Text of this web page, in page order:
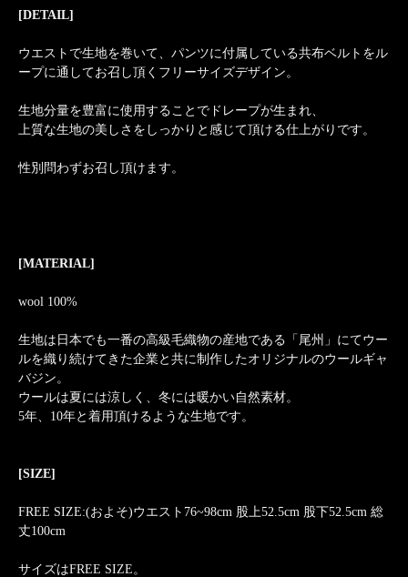
[DETAIL]
ウエストで生地を巻いて、パンツに付属している共布ベルトをル
ープに通してお召し頂くフリーサイズデザイン。
生地分量を豊富に使用することでドレープが生まれ、
上質な生地の美しさをしっかりと感じて頂ける仕上がりです。
性別問わずお召し頂けます。
[MATERIAL]
wool 100%
生地は日本でも一番の高級毛織物の産地である「尾州」にてウー
ルを織り続けてきた企業と共に制作したオリジナルのウールギャ
バジン。
ウールは夏には涼しく、冬には暖かい自然素材。
5年、10年と着用頂けるような生地です。
[SIZE]
FREE SIZE:(およそ)ウエスト76~98cm 股上52.5cm 股下52.5cm 総
丈100cm
サイズはFREE SIZE。